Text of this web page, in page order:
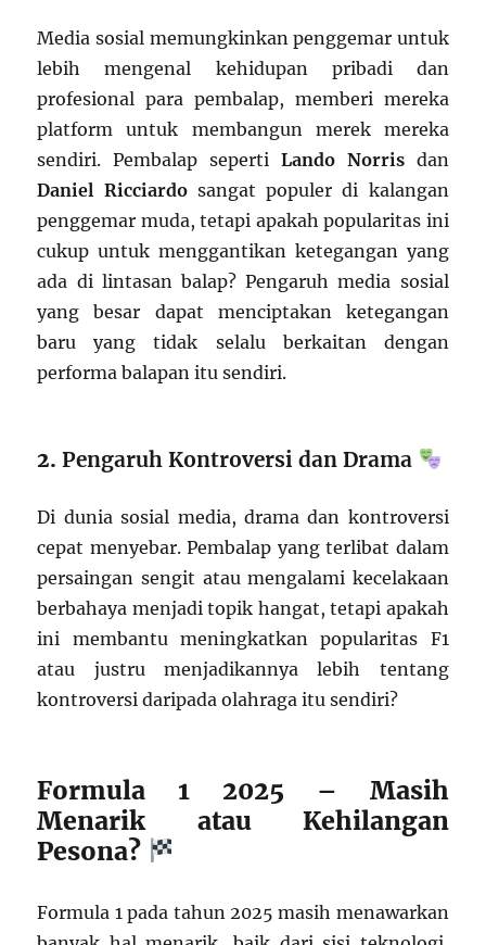
Media sosial memungkinkan penggemar untuk
lebih mengenal kehidupan pribadi dan
profesional para pembalap, memberi mereka
platform untuk membangun merek mereka
sendiri. Pembalap seperti Lando Norrisdan
Daniel Ricciardosangat populer di kalangan
penggemar muda, tetapi apakah popularitas ini
cukup untuk menggantikan ketegangan yang
ada di lintasan balap? Pengaruh media sosial
yang besar dapat menciptakan ketegangan
baru yang tidak selalu berkaitan dengan
performa balapan itu sendiri.
2.Pengaruh Kontroversi dan Drama
Di dunia sosial media, drama dan kontroversi
cepat menyebar. Pembalap yang terlibat dalam
persaingan sengit atau mengalami kecelakaan
berbahaya menjadi topik hangat, tetapi apakah
ini membantu meningkatkan popularitas F1
atau justru menjadikannya lebih tentang
kontroversi daripada olahraga itu sendiri?
Formula 1 2025 – Masih
Menarik atau Kehilangan
Pesona?
Formula 1 pada tahun 2025 masih menawarkan